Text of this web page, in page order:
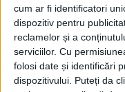
cum ar fi identificatori
dispozitiv pentru
reclamelor și a
serviciilor. Cu
folosi date și identificări
dispozitivului. Puteți da
Acasă Etichete Șinca
Etichetă: Șinca